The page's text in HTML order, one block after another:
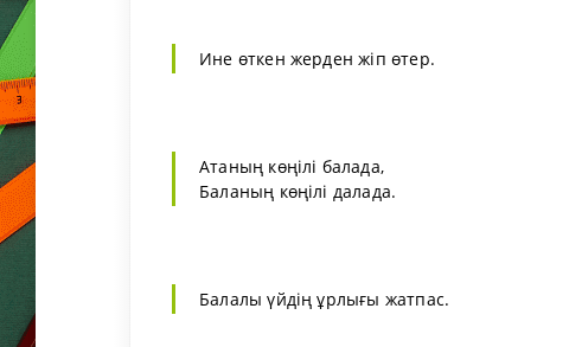
Ине өткен жерден жіп өтер.
Атаның көңілі балада,
Баланың көңілі далада.
Балалы үйдің ұрлығы жатпас.